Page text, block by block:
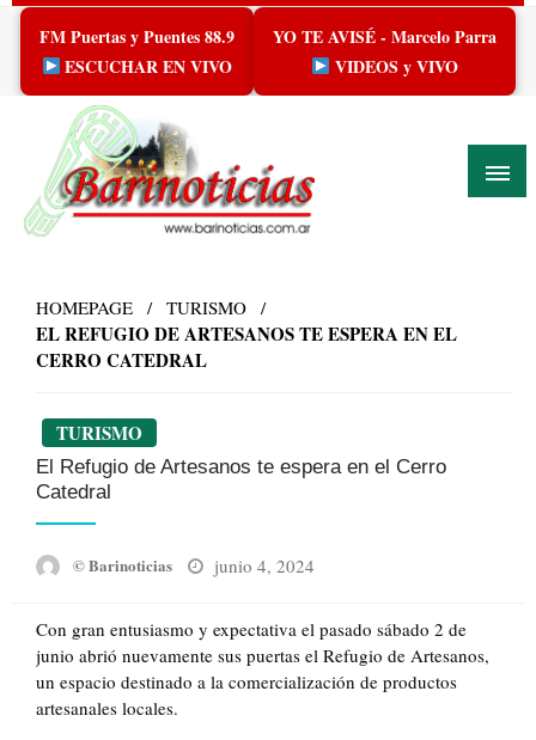
Skip
content
FM Puertas y Puentes 88.9
ESCUCHAR EN VIVO
YO TE AVISÉ - Marcelo Parra
VIDEOS y VIVO
HOMEPAGE TURISMO
EL REFUGIO DE ARTESANOS TE ESPERA EN EL
CERRO CATEDRAL
TURISMO
El Refugio de Artesanos te espera en el Cerro
Catedral
© Barinoticias
Posted
junio 4, 2024
Con gran entusiasmo y expectativa el pasado sábado 2 de
junio abrió nuevamente sus puertas el Refugio de Artesanos,
un espacio destinado a la comercialización de productos
artesanales locales.